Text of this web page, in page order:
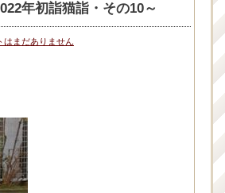
年初詣猫詣・その10～
はまだありません